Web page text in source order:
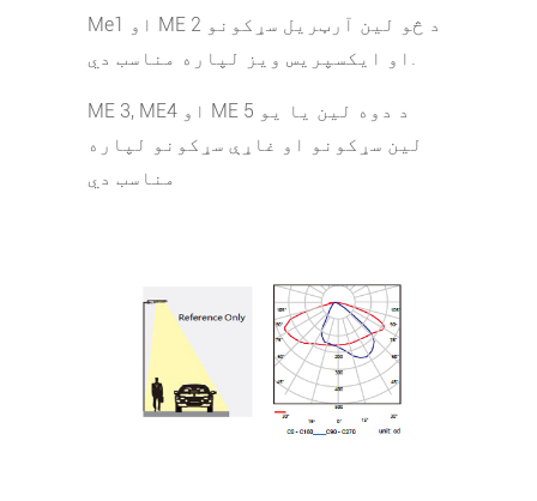
Me1 او ME 2 د څو لین آرټریل سړکونو
او ایکسپریس ویز لپاره مناسب دي.
ME 3, ME4 او ME 5 د دوه لین یا یو
لین سړکونو او غاړې سړکونو لپاره
مناسب دي